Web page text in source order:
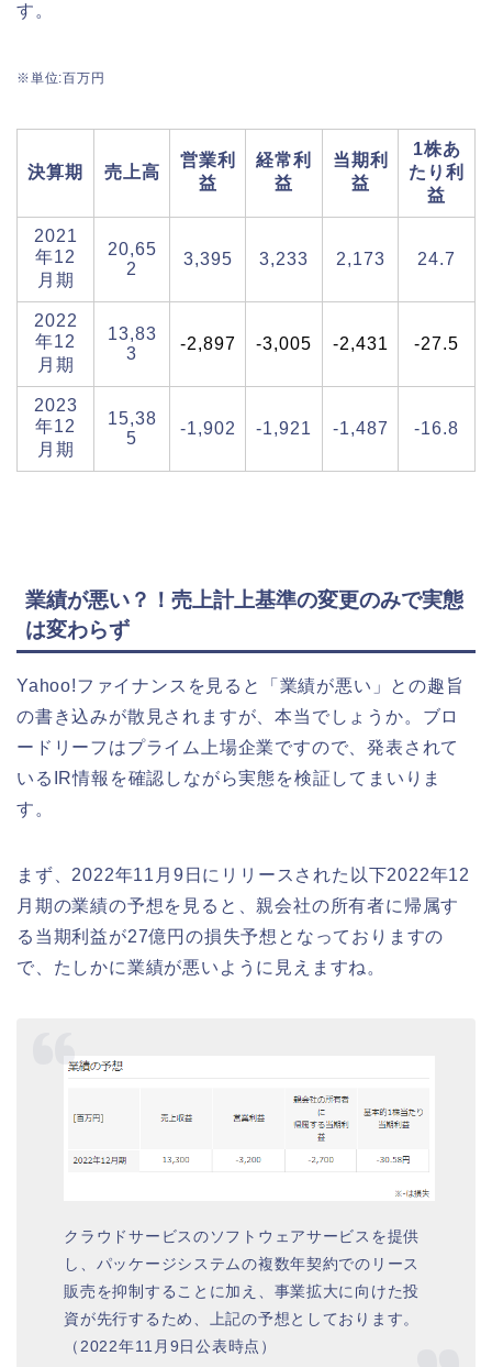
す。
※単位:百万円
決算期 売上高
営業利
益
経常利
益
当期利
益
1株あ
たり利
益
2021
年12
月期
20,65
2
3,395 3,233 2,173 24.7
2022
年12
月期
13,83
3
-2,897 -3,005 -2,431 -27.5
2023
年12
月期
15,38
5
-1,902 -1,921 -1,487 -16.8
業績が悪い？！売上計上基準の変更のみで実態
は変わらず
Yahoo!ファイナンスを見ると「業績が悪い」との趣旨
の書き込みが散見されますが、本当でしょうか。ブロ
ードリーフはプライム上場企業ですので、発表されて
いるIR情報を確認しながら実態を検証してまいりま
す。
まず、2022年11月9日にリリースされた以下2022年12
月期の業績の予想を見ると、親会社の所有者に帰属す
る当期利益が27億円の損失予想となっておりますの
で、たしかに業績が悪いように見えますね。
クラウドサービスのソフトウェアサービスを提供
し、パッケージシステムの複数年契約でのリース
販売を抑制することに加え、事業拡大に向けた投
資が先行するため、上記の予想としております。
（2022年11月9日公表時点）